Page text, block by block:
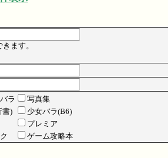
ます。
ラ
写真集
書)
少女バラ(B6)
プレミア
ゲーム攻略本